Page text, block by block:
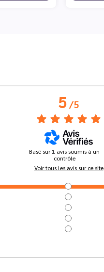
5/5
Basé sur1 avis soumis à un
contrôle
Voir tous les avis sur ce site